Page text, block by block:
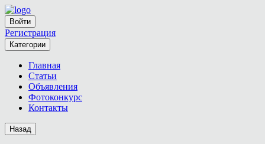
Войти
Регистрация
Категории
Главная
Статьи
Объявления
Фотоконкурс
Контакты
Назад